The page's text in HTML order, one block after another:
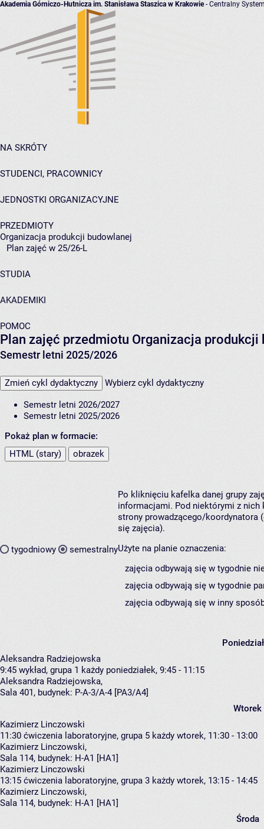
Akademia Górniczo-Hutnicza im. Stanisława Staszica w Krakowie- Centralny
NA SKRÓTY
STUDENCI, PRACOWNICY
JEDNOSTKI ORGANIZACYJNE
PRZEDMIOTY
Organizacja produkcji budowlanej
Plan zajęć w 25/26-L
STUDIA
AKADEMIKI
POMOC
Plan zajęć przedmiotu Organizacja produkcji
Semestr letni 2025/2026
Zmień cykl dydaktyczny Wybierz cykl dydaktyczny
Semestr letni 2026/2027
Semestr letni 2025/2026
Pokaż plan w formacie:
HTML (stary)
obrazek
tygodniowy semestralny
Po kliknięciu kafelka danej grupy
informacjami. Pod niektórymi z nich
strony prowadzącego/koordynatora
się zajęcia).
Użyte na planie oznaczenia:
zajęcia odbywają się w tygodnie
zajęcia odbywają się w tygodnie
zajęcia odbywają się w inny
Aleksandra Radziejowska
9:45 wykład, grupa 1 każdy poniedziałek, 9:45 - 11:15
Aleksandra Radziejowska,
Sala 401, budynek: P-A-3/A-4 [PA3/A4]
Wtorek
Kazimierz Linczowski
11:30 ćwiczenia laboratoryjne, grupa 5 każdy wtorek, 11:30 - 13:00
Kazimierz Linczowski,
Sala 114, budynek: H-A1 [HA1]
Kazimierz Linczowski
13:15 ćwiczenia laboratoryjne, grupa 3 każdy wtorek, 13:15 - 14:45
Kazimierz Linczowski,
Sala 114, budynek: H-A1 [HA1]
Środa